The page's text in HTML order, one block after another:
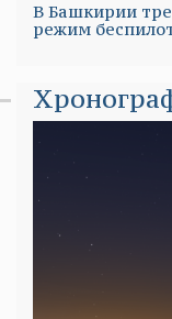
В Башкирии
режим